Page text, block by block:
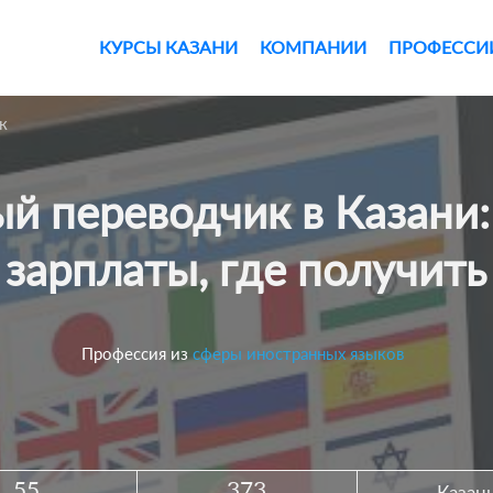
КУРСЫ КАЗАНИ КОМПАНИИ
зарплаты, где получить
Профессия из сферы иностранных языков